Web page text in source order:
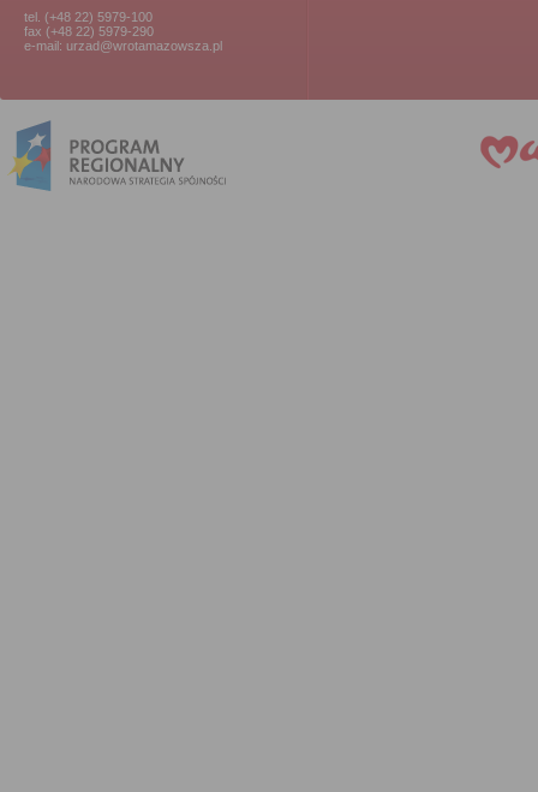
tel. (+48 22) 5979-100
fax (+48 22) 5979-290
e-mail: urzad@wrotamazowsza.pl